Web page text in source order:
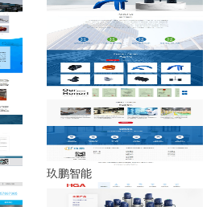
玖鹏智能